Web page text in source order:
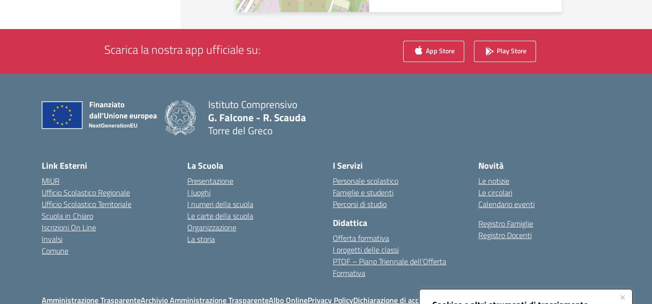
Scarica la nostra app ufficiale su: App Store Play Store
Istituto Comprensivo
G. Falcone - R. Scauda
Torre del Greco
Link Esterni
MIUR
Ufficio Scolastico Regionale
Ufficio Scolastico Territoriale
Scuola in Chiaro
Iscrizioni On Line
Invalsi
Comune
La Scuola
Presentazione
I luoghi
I numeri della scuola
Le carte della scuola
Organizzazione
La storia
I Servizi
Personale scolastico
Famiglie e studenti
Percorsi di studio
Didattica
Offerta formativa
I progetti delle classi
PTOF – Piano Triennale dell’Offerta
Formativa
Novità
Le notizie
Le circolari
Calendario eventi
Registro Famiglie
Registro Docenti
Amministrazione TrasparenteArchivio Amministrazione TrasparenteAlbo OnlinePrivacy PolicyDichiarazione di accessibilità Note legali